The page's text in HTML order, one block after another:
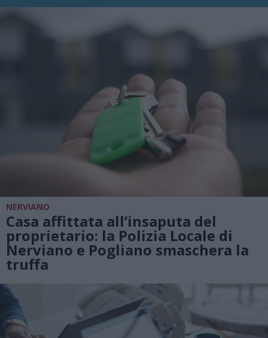
NERVIANO
Casa affittata all’insaputa del
proprietario: la Polizia Locale di
Nerviano e Pogliano smaschera la
truffa